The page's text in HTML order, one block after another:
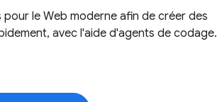
pour le Web moderne afin de créer des
avec l'aide d'agents de codage.